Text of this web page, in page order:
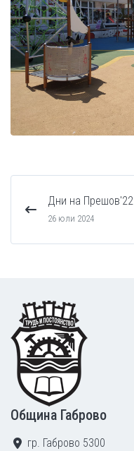
Дни на Прешов'22
26 юли 2024
Footer
Община Габрово
гр. Габрово 5300